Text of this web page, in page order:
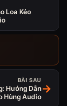
Loa Kéo
BÀI SAU
Hướng Dẫn
Hùng Audio
→